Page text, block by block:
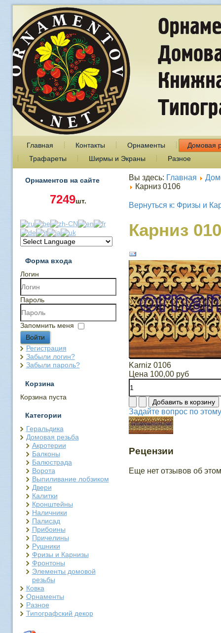
Главная Контакты Орнаменты
Домовая
Трафареты
Ширмы и Экраны Разное
Орнаментов на сайте
7249шт.
Форма входа
Логин
Пароль
Запомнить меня
Войти
Регистрация
Забыли логин?
Забыли пароль?
Корзина
Корзина пуста
Категории
Геральдика
Домовая резьба
Акротерии
Балконы
Балюстрада
Ворота
Выпиливание лобзиком
Двери
Калитки
Кронштейны
Наличники
Палисад
Прибоины
Причелины
Рушники
Фризы и Карнизы
Фронтоны
Элементы домовой
резьбы
Ковка
Орнаменты
Разное
Типографский декор
Вы здесь: Главная
Карниз 0106
Вернуться к: Фризы и
Карниз
Karniz 0106
Цена 100,00 руб
Задайте вопрос по
Рецензии
Еще нет отзывов об